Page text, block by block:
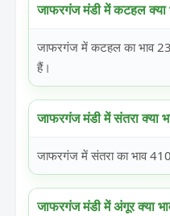
जाफरगंज मंडी में कटहल क्या
जाफरगंज में कटहल का भाव
हैं।
जाफरगंज मंडी में संतरा क्या
जाफरगंज में संतरा का भाव
जाफरगंज मंडी में अंगूर क्या